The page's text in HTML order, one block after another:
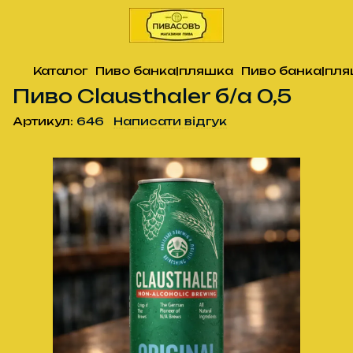
Каталог Пиво банка|пляшка Пиво
Пиво Clausthaler б/а 0,5
Артикул: 646 Написати відгук